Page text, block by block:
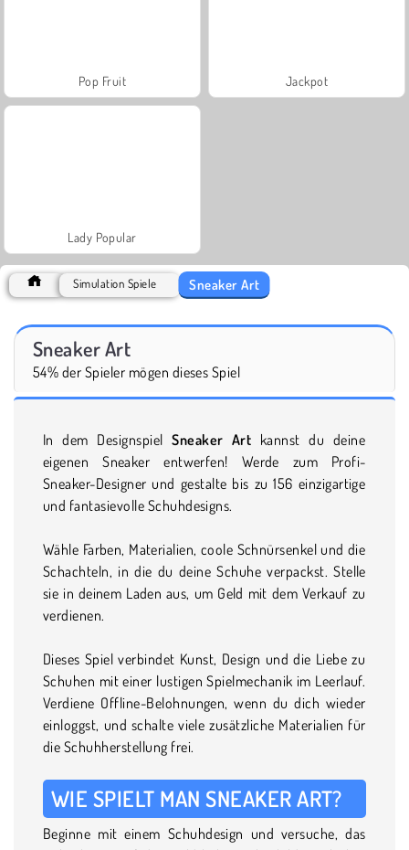
Pop Fruit Jackpot
Lady Popular
Simulation Spiele Sneaker Art
Sneaker Art
54% der Spieler mögen dieses Spiel
In dem DesignspielSneaker Art kannst du deine
eigenen Sneaker entwerfen! Werde zum Profi-
Sneaker-Designer und gestalte bis zu 156 einzigartige
und fantasievolle Schuhdesigns.
Wähle Farben, Materialien, coole Schnürsenkel und die
Schachteln, in die du deine Schuhe verpackst. Stelle
sie in deinem Laden aus, um Geld mit dem Verkauf zu
verdienen.
Dieses Spiel verbindet Kunst, Design und die Liebe zu
Schuhen mit einer lustigen Spielmechanik im Leerlauf.
Verdiene Offline-Belohnungen, wenn du dich wieder
einloggst, und schalte viele zusätzliche Materialien für
die Schuhherstellung frei.
WIE SPIELT MAN SNEAKER ART?
Beginne mit einem Schuhdesign und versuche, das